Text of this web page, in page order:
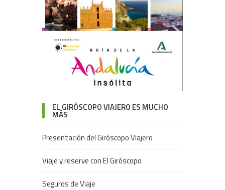
EL GIRÓSCOPO VIAJERO ES MUCHO
MÁS
Presentación del Giróscopo Viajero
Viaje y reserve con El Giróscopo
Seguros de Viaje